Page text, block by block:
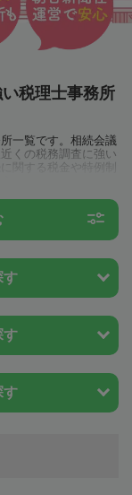
税理士事務所
一覧です。相続会議
くの税務調査に強い
関する税金や特例制
。
す
す
す